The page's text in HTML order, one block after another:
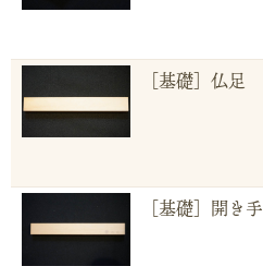
［基礎］仏足
［基礎］開き手